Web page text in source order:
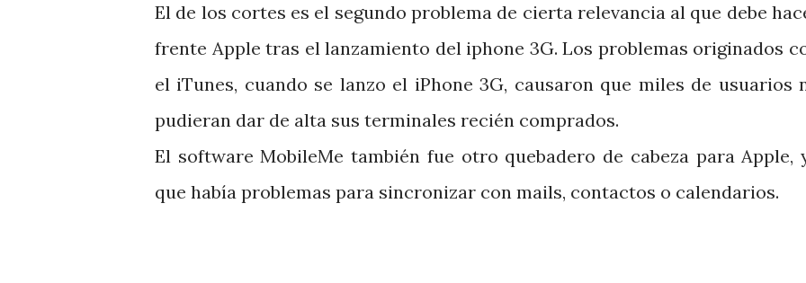
El de los cortes es el segundo problema de cierta relevancia al que debe
frente Apple tras el lanzamiento del iphone 3G. Los problemas originados
el iTunes, cuando se lanzo el iPhone 3G, causaron que miles de usuarios
pudieran dar de alta sus terminales recién comprados.
El software MobileMe también fue otro quebadero de cabeza para Apple,
que había problemas para sincronizar con mails, contactos o calendarios.